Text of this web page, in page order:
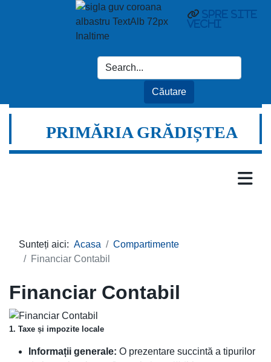
spre site
vechi
PRIMĂRIA GRĂDIȘTEA
Sunteți aici: Acasa
Compartimente
Financiar Contabil
Financiar Contabil
1. Taxe și impozite locale
Informații generale: O prezentare succintă a tipurilor